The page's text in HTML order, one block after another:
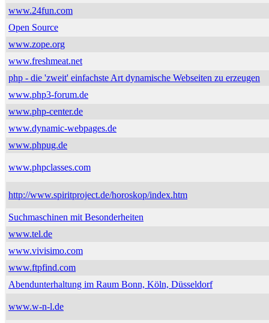
www.24fun.com
Open Source
www.zope.org
www.freshmeat.net
php - die 'zweit' einfachste Art dynamische Webseiten zu erzeugen
www.php3-forum.de
www.php-center.de
www.dynamic-webpages.de
www.phpug.de
www.phpclasses.com
http://www.spiritproject.de/horoskop/index.htm
Suchmaschinen mit Besonderheiten
www.tel.de
www.vivisimo.com
www.ftpfind.com
Abendunterhaltung im Raum Bonn, Köln, Düsseldorf
www.w-n-l.de